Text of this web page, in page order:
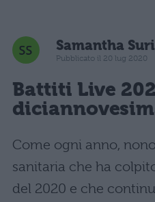
Samantha
Pubblicato il 20 lug 2020
Battiti Live
Come ogni anno,
sanitaria che ha
del 2020 e che